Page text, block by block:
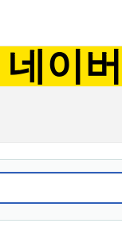
네이